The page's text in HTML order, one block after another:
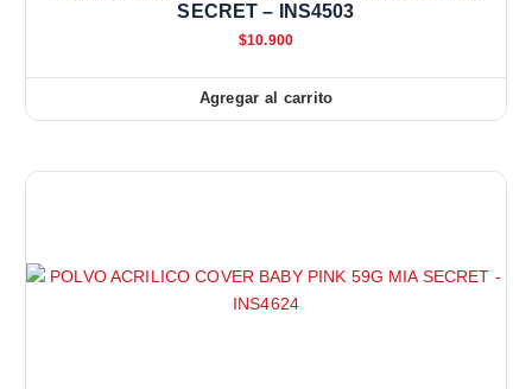
SECRET – INS4503
$10.900
Agregar al carrito